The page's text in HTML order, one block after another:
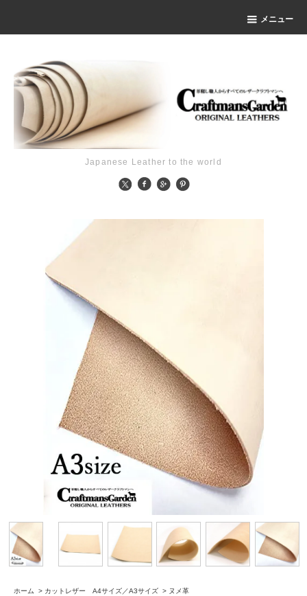
メニュー
Japanese Leather to the world
ホーム > カットレザー A4サイズ／A3サイズ > ヌメ革